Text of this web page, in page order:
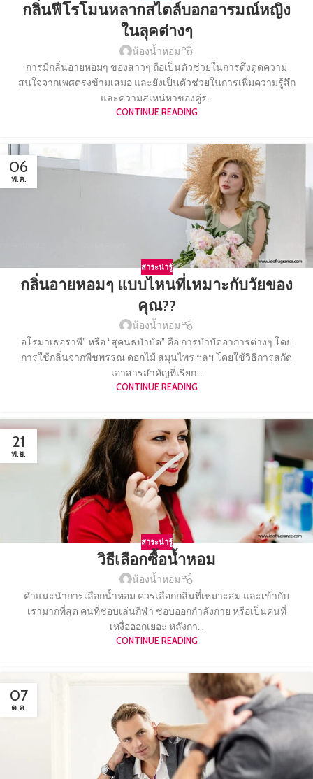
กลิ่นฟีโรโมนหลากสไตล์บอกอารมณ์หญิง
ในลุคต่างๆ
น้องน้ำหอม
การมีกลิ่นอายหอมๆ ของสาวๆ ถือเป็นตัวช่วยในการดึงดูดความ
สนใจจากเพศตรงข้ามเสมอ และยังเป็นตัวช่วยในการเพิ่มความรู้สึก
และความสเหน่หาของคู่ร...
CONTINUE READING
06
พ.ค.
สาระน่ารู้
กลิ่นอายหอมๆ แบบไหนที่เหมาะกับวัยของ
คุณ??
น้องน้ำหอม
อโรมาเธอราพี” หรือ “สุคนธบำบัด” คือ การบำบัดอาการต่างๆ โดย
การใช้กลิ่นจากพืชพรรณ ดอกไม้ สมุนไพร ฯลฯ โดยใช้วิธีการสกัด
เอาสารสำคัญที่เรียก...
CONTINUE READING
21
พ.ย.
สาระน่ารู้
วิธีเลือกซื้อน้ำหอม
น้องน้ำหอม
คำแนะนำการเลือกน้ำหอม ควรเลือกกลิ่นที่เหมาะสม และเข้ากับ
เรามากที่สุด คนที่ชอบเล่นกีฬา ชอบออกกำลังกาย หรือเป็นคนที่
เหงื่อออกเยอะ หลังกา...
CONTINUE READING
07
ต.ค.